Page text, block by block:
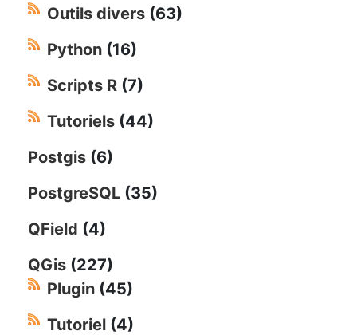
Outils divers (63)
Python (16)
Scripts R (7)
Tutoriels (44)
Postgis (6)
PostgreSQL (35)
QField (4)
QGis (227)
Plugin (45)
Tutoriel (4)